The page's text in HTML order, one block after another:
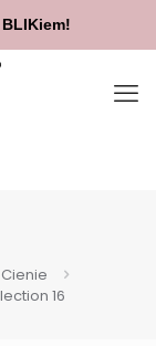
Cienie
16
BLIKiem!